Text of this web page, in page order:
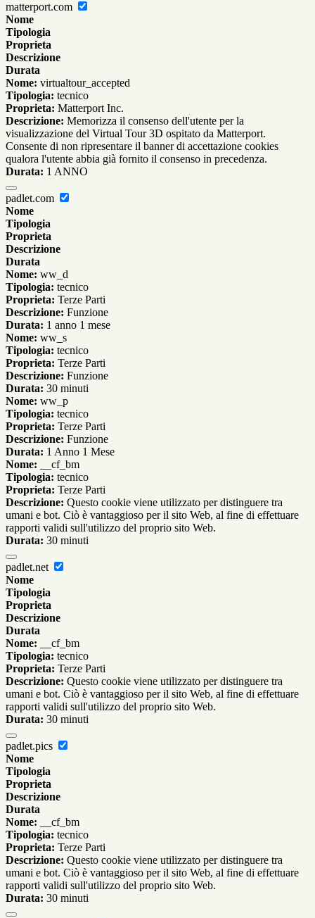
matterport.com
Nome
Tipologia
Proprieta
Descrizione
Durata
Nome: virtualtour_accepted
Tipologia: tecnico
Proprieta: Matterport Inc.
Descrizione: Memorizza il consenso dell'utente per la
visualizzazione del Virtual Tour 3D ospitato da Matterport.
Consente di non ripresentare il banner di accettazione cookies
qualora l'utente abbia già fornito il consenso in precedenza.
Durata: 1 ANNO
padlet.com
Nome
Tipologia
Proprieta
Descrizione
Durata
Nome: ww_d
Tipologia: tecnico
Proprieta: Terze Parti
Descrizione: Funzione
Durata: 1 anno 1 mese
Nome: ww_s
Tipologia: tecnico
Proprieta: Terze Parti
Descrizione: Funzione
Durata: 30 minuti
Nome: ww_p
Tipologia: tecnico
Proprieta: Terze Parti
Descrizione: Funzione
Durata: 1 Anno 1 Mese
Nome: __cf_bm
Tipologia: tecnico
Proprieta: Terze Parti
Descrizione: Questo cookie viene utilizzato per distinguere tra
umani e bot. Ciò è vantaggioso per il sito Web, al fine di effettuare
rapporti validi sull'utilizzo del proprio sito Web.
Durata: 30 minuti
padlet.net
Nome
Tipologia
Proprieta
Descrizione
Durata
Nome: __cf_bm
Tipologia: tecnico
Proprieta: Terze Parti
Descrizione: Questo cookie viene utilizzato per distinguere tra
umani e bot. Ciò è vantaggioso per il sito Web, al fine di effettuare
rapporti validi sull'utilizzo del proprio sito Web.
Durata: 30 minuti
padlet.pics
Nome
Tipologia
Proprieta
Descrizione
Durata
Nome: __cf_bm
Tipologia: tecnico
Proprieta: Terze Parti
Descrizione: Questo cookie viene utilizzato per distinguere tra
umani e bot. Ciò è vantaggioso per il sito Web, al fine di effettuare
rapporti validi sull'utilizzo del proprio sito Web.
Durata: 30 minuti